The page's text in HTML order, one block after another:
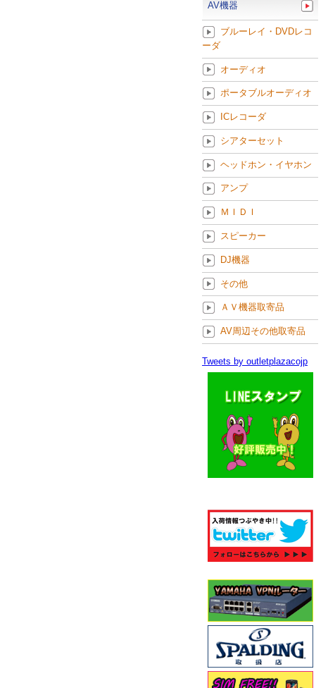
AV機器
ブルーレイ・DVDレコ
ーダ
オーディオ
ポータブルオーディオ
ICレコーダ
シアターセット
ヘッドホン・イヤホン
アンプ
ＭＩＤＩ
スピーカー
DJ機器
その他
ＡＶ機器取寄品
AV周辺その他取寄品
Tweets by outletplazacojp